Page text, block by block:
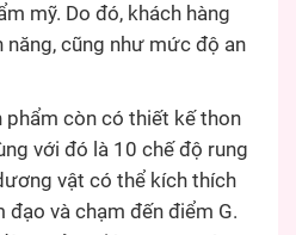
mỹ. Do đó, khách hàng
năng, cũng như mức độ an
phẩm còn có thiết kế thon
với đó là 10 chế độ rung
vật có thể kích thích
và chạm đến điểm G.